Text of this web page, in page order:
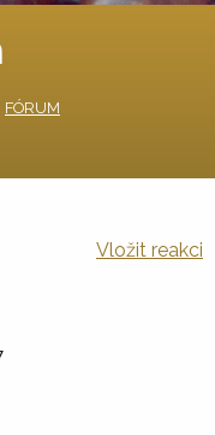
FÓRUM
Vložit reakci